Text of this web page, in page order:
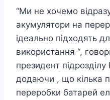
“Ми не хочемо
акумулятори на
ідеально підходять
використання “,
президент
додаючи , що кілька
переробки батарей